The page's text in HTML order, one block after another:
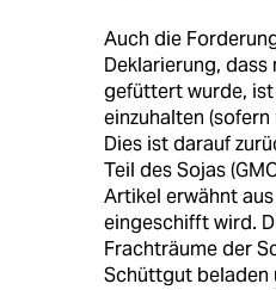
Auch die
Deklarierung,
gefüttert wurde,
einzuhalten
Dies ist darauf
Teil des Sojas
Artikel erwähnt
eingeschifft wird.
Frachträume der
Schüttgut beladen